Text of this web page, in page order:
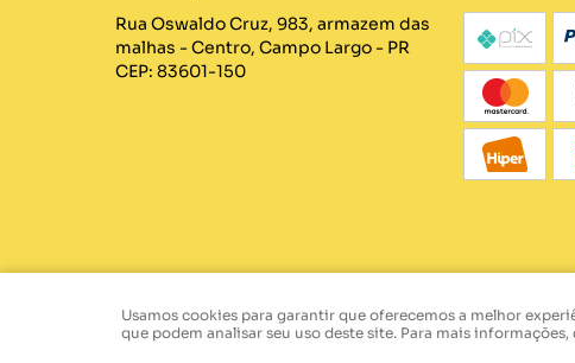
Rua Oswaldo Cruz, 983, armazem das
malhas - Centro, Campo Largo - PR
CEP: 83601-150
Usamos cookies para garantir que oferecemos a melhor
que podem analisar seu uso deste site. Para mais informações,